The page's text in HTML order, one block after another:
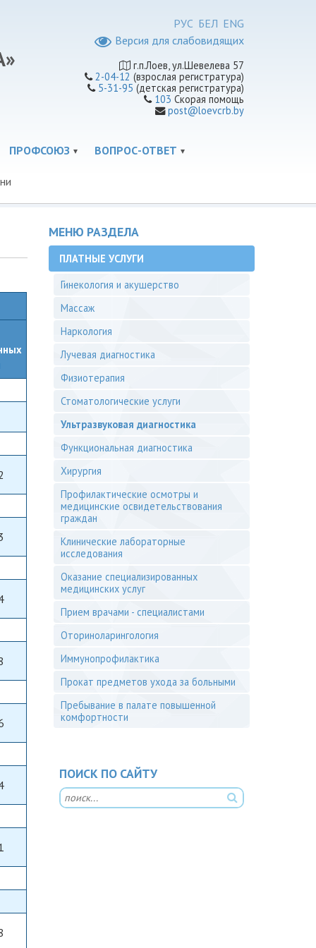
РУС БЕЛ ENG
Версия для слабовидящих
г.п.Лоев, ул.Шевелева 57
2-04-12 (взрослая регистратура)
5-31-95 (детская регистратура)
103 Скорая помощь
post@loevcrb.by
ПРОФСОЮЗ ВОПРОС-ОТВЕТ
МЕНЮ РАЗДЕЛА
ПЛАТНЫЕ УСЛУГИ
Гинекология и акушерство
Массаж
Наркология
Лучевая диагностика
Физиотерапия
Стоматологические услуги
Ультразвуковая диагностика
Функциональная диагностика
Хирургия
Профилактические осмотры и
медицинские освидетельствования
граждан
Клинические лабораторные
исследования
Оказание специализированных
медицинских услуг
Прием врачами - специалистами
Оториноларингология
Иммунопрофилактика
Прокат предметов ухода за больными
Пребывание в палате повышенной
комфортности
ПОИСК ПО САЙТУ